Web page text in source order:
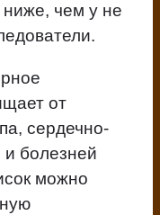
ниже, чем у не
от
сердечно-
и болезней
можно